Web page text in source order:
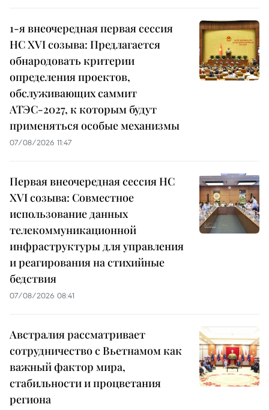
1-я внеочередная первая сессия
НС XVI созыва: Предлагается
обнародовать критерии
определения проектов,
обслуживающих саммит
АТЭС-2027, к которым будут
применяться особые механизмы
07/08/2026 11:47
Первая внеочередная сессия НС
XVI созыва: Совместное
использование данных
телекоммуникационной
инфраструктуры для управления
и реагирования на стихийные
бедствия
07/08/2026 08:41
Австралия рассматривает
сотрудничество с Вьетнамом как
важный фактор мира,
стабильности и процветания
региона